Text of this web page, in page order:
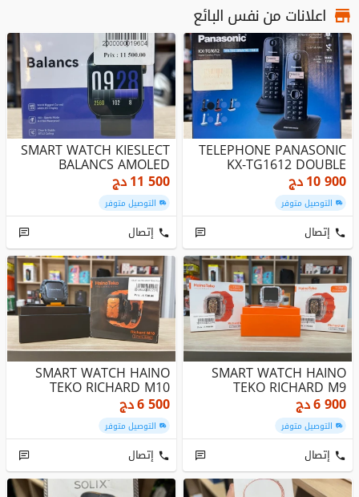
اعلانات من نفس البائع
TELEPHONE PANASONIC
KX-TG1612 DOUBLE
10 900دج
التوصيل متوفر
إتصال
SMART WATCH KIESLECT
BALANCS AMOLED
11 500دج
التوصيل متوفر
إتصال
SMART WATCH HAINO
TEKO RICHARD M9
6 900دج
التوصيل متوفر
إتصال
SMART WATCH HAINO
TEKO RICHARD M10
6 500دج
التوصيل متوفر
إتصال